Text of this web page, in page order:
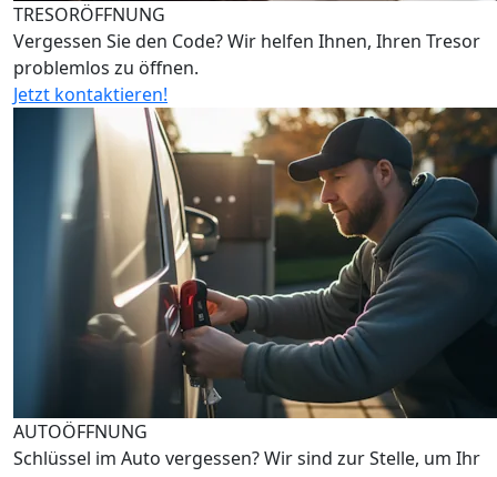
TRESORÖFFNUNG
Vergessen Sie den Code? Wir helfen Ihnen, Ihren Tresor
problemlos zu öffnen.
Jetzt kontaktieren!
AUTOÖFFNUNG
Schlüssel im Auto vergessen? Wir sind zur Stelle, um Ihr